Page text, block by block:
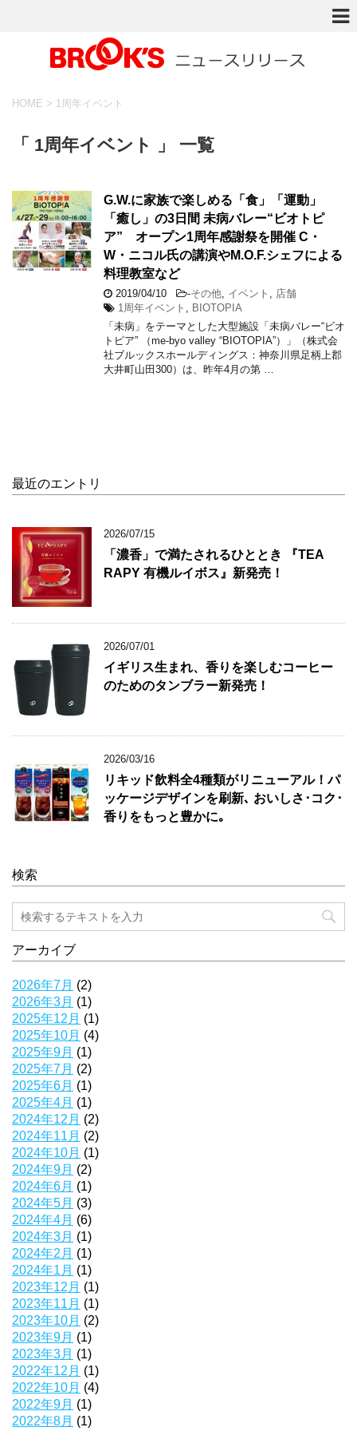
HOME > 1周年イベント
「 1周年イベント 」 一覧
G.W.に家族で楽しめる「食」「運動」
「癒し」の3日間 未病バレー“ビオトピ
ア” オープン1周年感謝祭を開催 C・
W・ニコル氏の講演やM.O.F.シェフによる
料理教室など
2019/04/10 -その他 イベント
店舗
1周年イベント
BIOTOPIA
「未病」をテーマとした大型施設「未病バレー“ビオ
トピア” （me-byo valley “BIOTOPIA”）」（株式会
社ブルックスホールディングス：神奈川県足柄上郡
大井町山田300）は、昨年4月の第 …
最近のエントリ
2026/07/15
「濃香」で満たされるひととき 『TEA
RAPY 有機ルイボス』新発売！
2026/07/01
イギリス生まれ、香りを楽しむコーヒー
のためのタンブラー新発売！
2026/03/16
リキッド飲料全4種類がリニューアル！パ
ッケージデザインを刷新､ おいしさ･コク･
香りをもっと豊かに｡
検索
アーカイブ
2026年7月 (2)
2026年3月 (1)
2025年12月 (1)
2025年10月 (4)
2025年9月 (1)
2025年7月 (2)
2025年6月 (1)
2025年4月 (1)
2024年12月 (2)
2024年11月 (2)
2024年10月 (1)
2024年9月 (2)
2024年6月 (1)
2024年5月 (3)
2024年4月 (6)
2024年3月 (1)
2024年2月 (1)
2024年1月 (1)
2023年12月 (1)
2023年11月 (1)
2023年10月 (2)
2023年9月 (1)
2023年3月 (1)
2022年12月 (1)
2022年10月 (4)
2022年9月 (1)
2022年8月 (1)